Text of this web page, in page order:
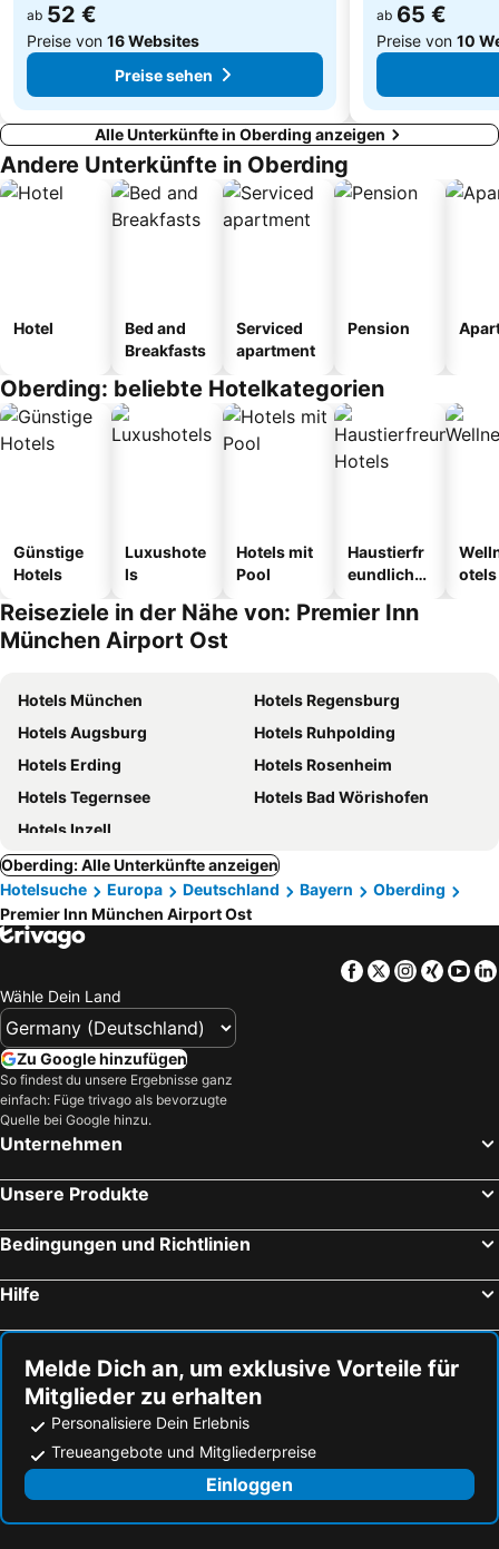
ab 52 €
Preise von 16 Websites
Preise sehen
ab 65 €
Preise von 10
Alle Unterkünfte in Oberding anzeigen
Andere Unterkünfte in Oberding
Hotel
Bed and
Breakfasts
Serviced
apartment
Pension
Oberding: beliebte Hotelkategorien
Günstige
Hotels
Luxushote
ls
Hotels mit
Pool
Haustierfr
eundliche
otels
Reiseziele in der Nähe von: Premier Inn
München Airport Ost
Hotels München
Hotels Regensburg
Hotels Augsburg
Hotels Ruhpolding
Hotels Erding
Hotels Rosenheim
Hotels Tegernsee
Hotels Bad Wörishofen
Hotels Inzell
Oberding: Alle Unterkünfte anzeigen
Hotelsuche
Europa Deutschland Bayern
Oberding
Premier Inn München Airport Ost
Facebook
TwitterXing
Wähle Dein Land
Zu Google hinzufügen
So findest du unsere Ergebnisse ganz
einfach: Füge trivago als bevorzugte
Quelle bei Google hinzu.
Unternehmen
Unsere Produkte
Bedingungen und Richtlinien
Hilfe
Melde Dich an, um exklusive Vorteile für
Mitglieder zu erhalten
Personalisiere Dein Erlebnis
Treueangebote und Mitgliederpreise
Einloggen